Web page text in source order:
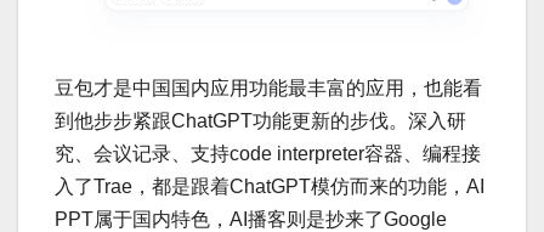
豆包才是中国国内应用功能最丰富的应用，也能看
到他步步紧跟ChatGPT功能更新的步伐。深入研
究、会议记录、支持code interpreter容器、编程接
入了Trae，都是跟着ChatGPT模仿而来的功能，AI
PPT属于国内特色，AI播客则是抄来了Google